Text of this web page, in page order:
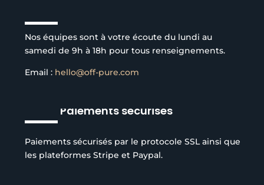
Nos équipes sont à votre écoute du lundi au
samedi de 9h à 18h pour tous renseignements.
Email : hello@off-pure.com
Paiements sécurisés
Paiements sécurisés par le protocole SSL ainsi que
les plateformes Stripe et Paypal.